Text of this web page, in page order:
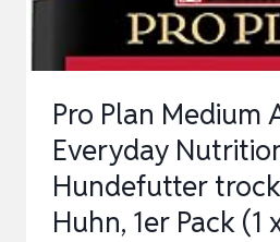
400
G
FUTTER…
Pro Plan Medium
Everyday
Hundefutter
Huhn, 1er Pack (1